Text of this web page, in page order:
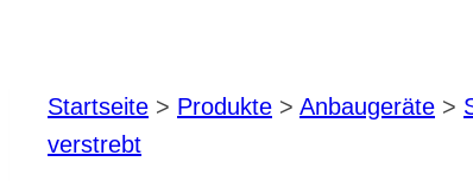
Start­sei­te > Pro­duk­te > An­bau­ge­rä­te >
ver­strebt